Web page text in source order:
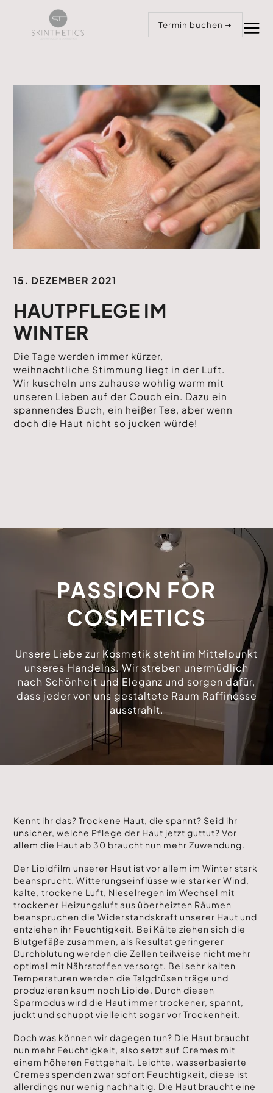
Termin buchen
Anrufen
Termin buchen ➜
15. DEZEMBER 2021
HAUTPFLEGE IM
WINTER
Die Tage werden immer kürzer,
weihnachtliche Stimmung liegt in der Luft.
Wir kuscheln uns zuhause wohlig warm mit
unseren Lieben auf der Couch ein. Dazu ein
spannendes Buch, ein heißer Tee, aber wenn
doch die Haut nicht so jucken würde!
PASSION FOR
COSMETICS
Unsere Liebe zur Kosmetik steht im Mittelpunkt
unseres Handelns. Wir streben unermüdlich
nach Schönheit und Eleganz und sorgen dafür,
dass jeder von uns gestaltete Raum Raffinesse
ausstrahlt.
Kennt ihr das? Trockene Haut, die spannt? Seid ihr
unsicher, welche Pflege der Haut jetzt guttut? Vor
allem die Haut ab 30 braucht nun mehr Zuwendung.
Der Lipidfilm unserer Haut ist vor allem im Winter stark
beansprucht. Witterungseinflüsse wie starker Wind,
kalte, trockene Luft, Nieselregen im Wechsel mit
trockener Heizungsluft aus überheizten Räumen
beanspruchen die Widerstandskraft unserer Haut und
entziehen ihr Feuchtigkeit. Bei Kälte ziehen sich die
Blutgefäße zusammen, als Resultat geringerer
Durchblutung werden die Zellen teilweise nicht mehr
optimal mit Nährstoffen versorgt. Bei sehr kalten
Temperaturen werden die Talgdrüsen träge und
produzieren kaum noch Lipide. Durch diesen
Sparmodus wird die Haut immer trockener, spannt,
juckt und schuppt vielleicht sogar vor Trockenheit.
Doch was können wir dagegen tun? Die Haut braucht
nun mehr Feuchtigkeit, also setzt auf Cremes mit
einem höheren Fettgehalt. Leichte, wasserbasierte
Cremes spenden zwar sofort Feuchtigkeit, diese ist
allerdings nur wenig nachhaltig. Die Haut braucht eine